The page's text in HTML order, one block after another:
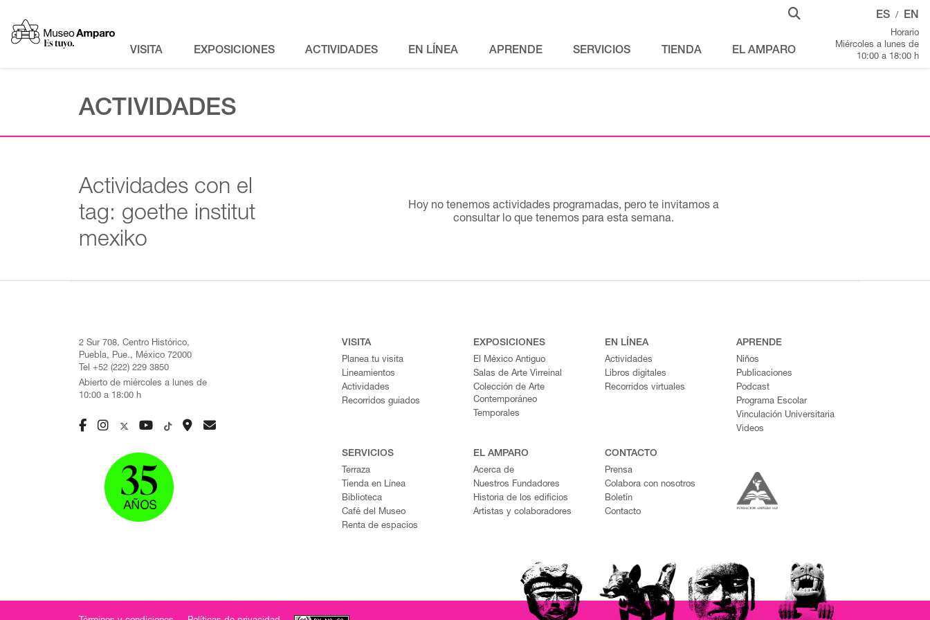
VISITA EXPOSICIONES ACTIVIDADES EN LÍNEA APRENDE SERVICIOS TIENDA EL AMPARO
ES / EN
Horario
Miércoles a lunes de
10:00 a 18:00 h
ACTIVIDADES
Actividades con el
tag: goethe institut
mexiko
Hoy no tenemos actividades programadas, pero te invitamos a
consultar lo que tenemos para esta semana.
2 Sur 708, Centro Histórico,
Puebla, Pue., México 72000
Tel +52 (222) 229 3850
Abierto de miércoles a lunes de
10:00 a 18:00 h
VISITA
Planea tu visita
Lineamientos
Actividades
Recorridos guiados
EXPOSICIONES
El México Antiguo
Salas de Arte Virreinal
Colección de Arte
Contemporáneo
Temporales
EN LÍNEA
Actividades
Libros digitales
Recorridos virtuales
APRENDE
Niños
Publicaciones
Podcast
Programa Escolar
Vinculación Universitaria
Videos
SERVICIOS
Terraza
Tienda en Línea
Biblioteca
Café del Museo
Renta de espacios
EL AMPARO
Acerca de
Nuestros Fundadores
Historia de los edificios
Artistas y colaboradores
CONTACTO
Prensa
Colabora con nosotros
Boletín
Contacto